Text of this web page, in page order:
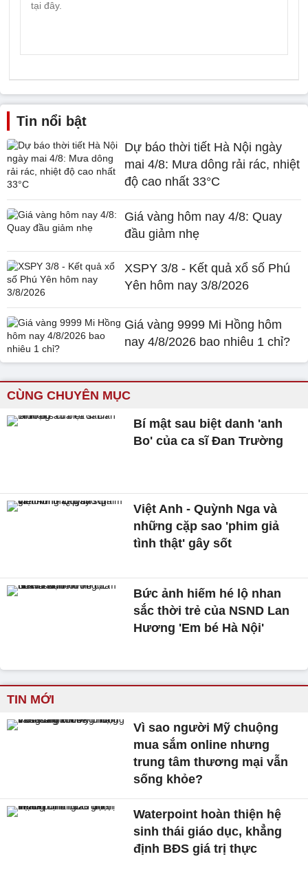
Tin nổi bật
Dự báo thời tiết Hà Nội ngày
mai 4/8: Mưa dông rải rác, nhiệt
độ cao nhất 33°C
Giá vàng hôm nay 4/8: Quay
đầu giảm nhẹ
XSPY 3/8 - Kết quả xổ số Phú
Yên hôm nay 3/8/2026
Giá vàng 9999 Mi Hồng hôm
nay 4/8/2026 bao nhiêu 1 chỉ?
CÙNG CHUYÊN MỤC
Bí mật sau biệt danh 'anh
Bo' của ca sĩ Đan Trường
Việt Anh - Quỳnh Nga và
những cặp sao 'phim giả
tình thật' gây sốt
Bức ảnh hiếm hé lộ nhan
sắc thời trẻ của NSND Lan
Hương 'Em bé Hà Nội'
TIN MỚI
Vì sao người Mỹ chuộng
mua sắm online nhưng
trung tâm thương mại vẫn
sống khỏe?
Waterpoint hoàn thiện hệ
sinh thái giáo dục, khẳng
định BĐS giá trị thực